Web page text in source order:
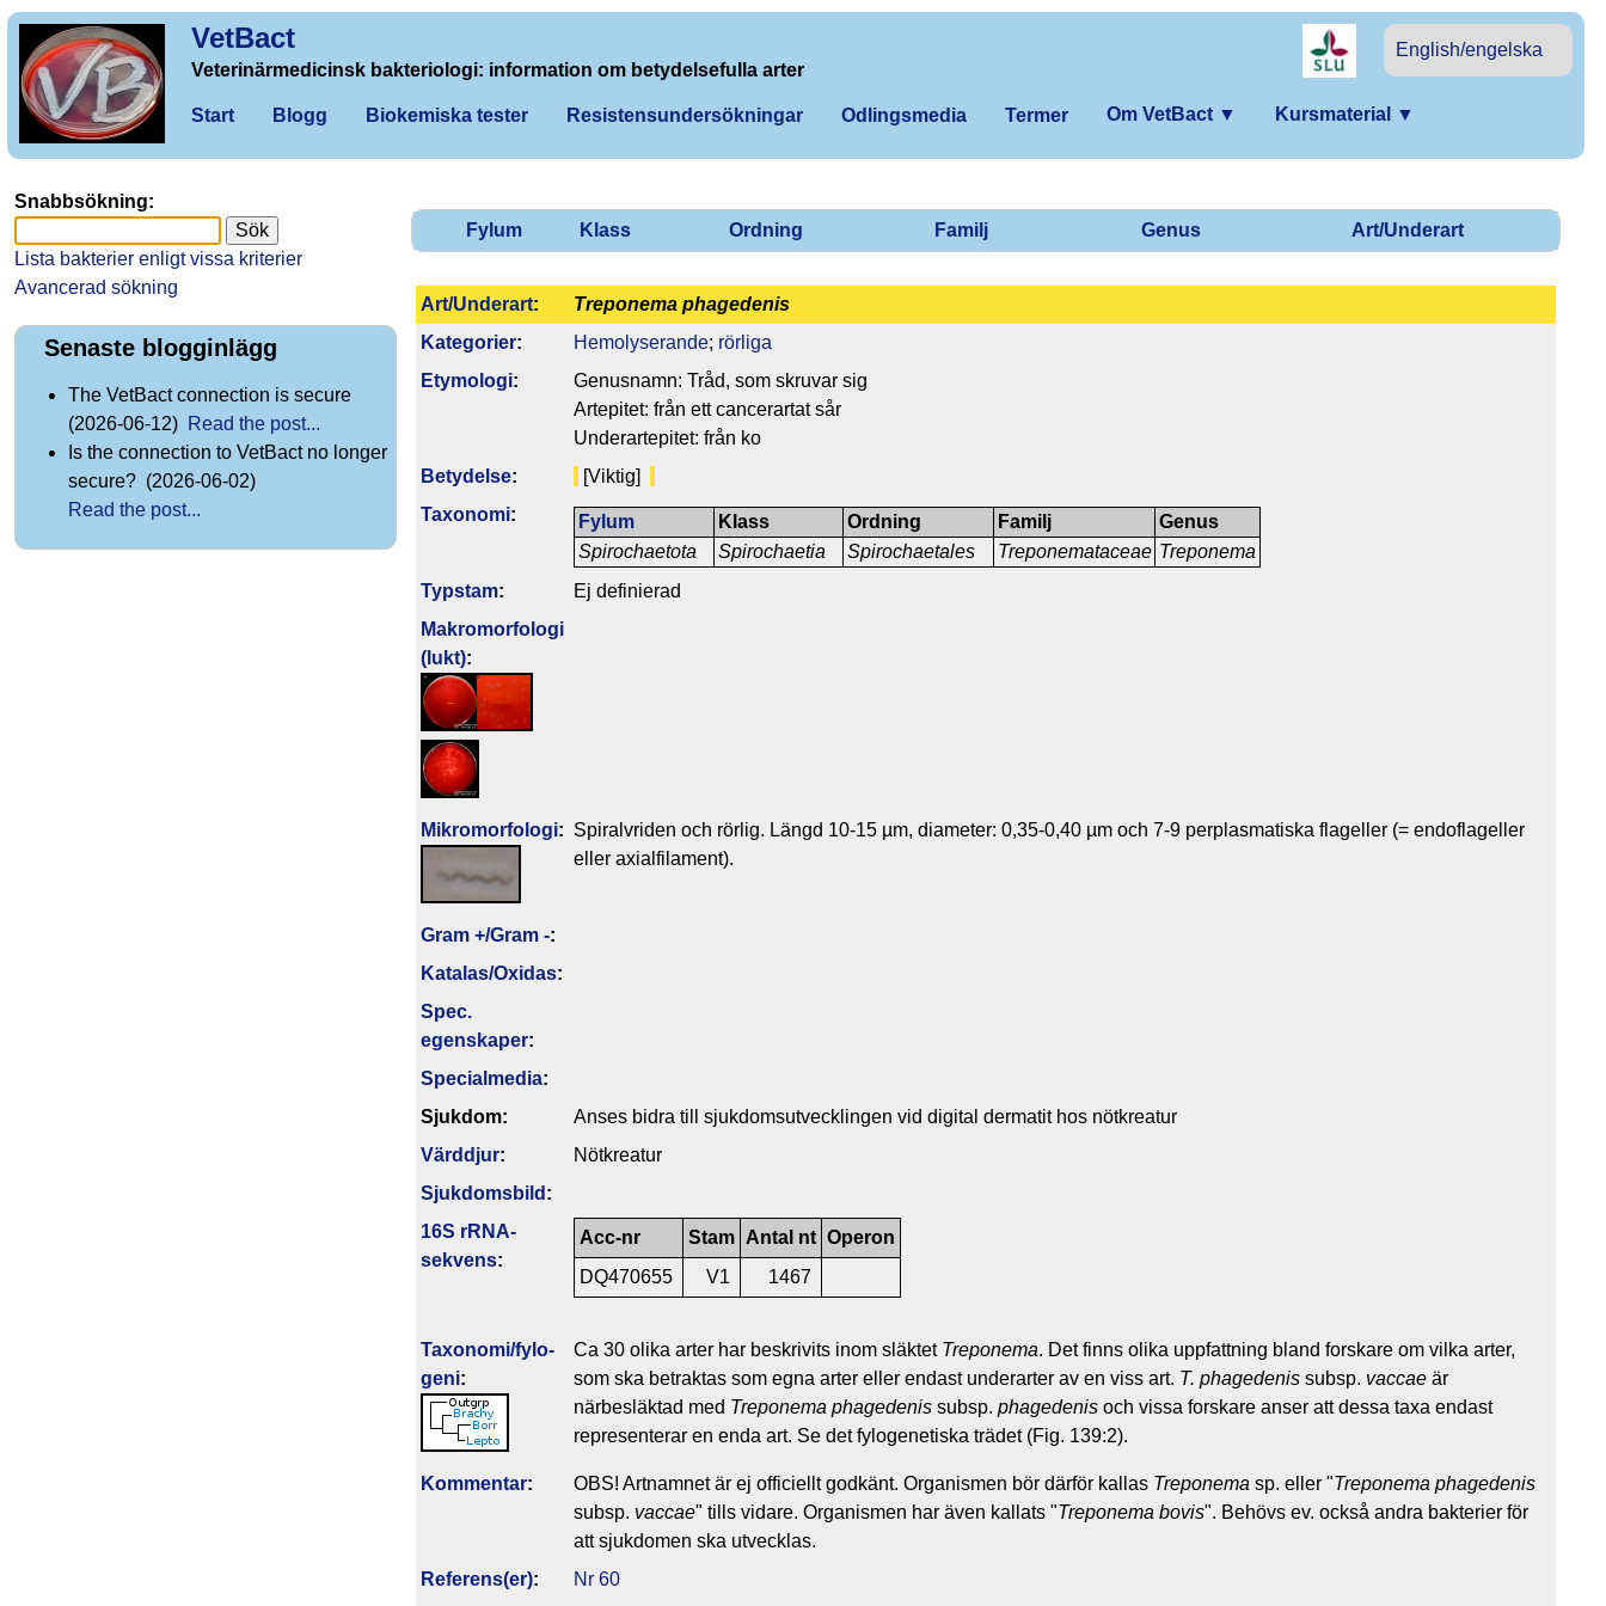
VetBact
English/engelska
Veterinärmedicinsk bakteriologi: information om betydelsefulla arter
Start Blogg Biokemiska tester Resistensundersökningar Odlingsmedia Termer Om VetBact ▼ Kursmaterial ▼
Fylum Klass Ordning Familj Genus Art/Underart
Art/Underart:
Treponema phagedenis
Kategorier: Hemolyserande; rörliga
Etymologi:
Genusnamn: Tråd, som skruvar sig
Artepitet: från ett cancerartat sår
Underartepitet: från ko
Betydelse:
[Viktig]
Taxonomi:
Fylum
Spirochaetota
Klass
Spirochaetia
Ordning
Spirochaetales
Familj
Treponemataceae
Genus
Treponema
Typstam:
Ej definierad
Makromorfologi
(lukt):
Mikromorfologi: Spiralvriden och rörlig. Längd 10-15 µm, diameter: 0,35-0,40 µm och 7-9 perplasmatiska flageller (= endoflageller
eller axialfilament).
Gram +/Gram -:
Katalas/Oxidas:
Spec.
egenskaper:
Specialmedia:
Sjukdom:
Anses bidra till sjukdomsutvecklingen vid digital dermatit hos nötkreatur
Värddjur:
Nötkreatur
Sjukdomsbild :
16S rRNA-
sekvens:
Acc-nr Stam Antal nt Operon
DQ470655
V1 1467
Taxonomi/fylo­
geni:
Ca 30 olika arter har beskrivits inom släktet Treponema. Det finns olika uppfattning bland forskare om vilka arter,
som ska betraktas som egna arter eller endast underarter av en viss art. T. phagedenis subsp. vaccae är
närbesläktad med Treponema phagedenis subsp. phagedenis och vissa forskare anser att dessa taxa endast
representerar en enda art. Se det fylogenetiska trädet (Fig. 139:2).
Kommentar: OBS! Artnamnet är ej officiellt godkänt. Organismen bör därför kallas Treponema sp. eller "Treponema phagedenis
subsp. vaccae" tills vidare. Organismen har även kallats "Treponema bovis". Behövs ev. också andra bakterier för
att sjukdomen ska utvecklas.
Referens(er): Nr 60
Snabbsökning:
Lista bakterier enligt vissa kriterier
Avancerad sökning
Senaste blogginlägg
The VetBact connection is secure
(2026-06-12) Read the post...
Is the connection to VetBact no longer
secure? (2026-06-02)
Read the post...